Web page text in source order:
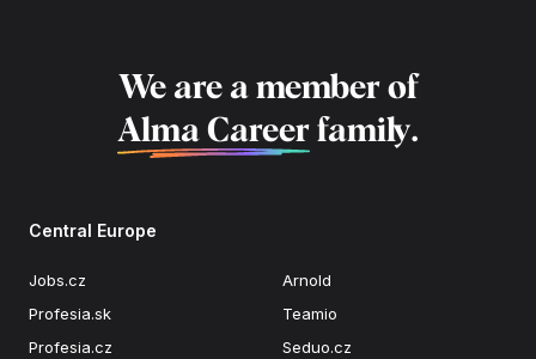
We are a member of
Alma Career family.
Central Europe
Jobs.cz
Profesia.sk
Profesia.cz
Arnold
Teamio
Seduo.cz